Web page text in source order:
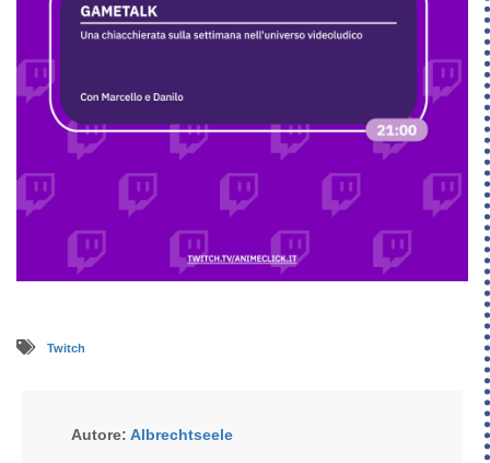
Twitch
Autore: Albrechtseele